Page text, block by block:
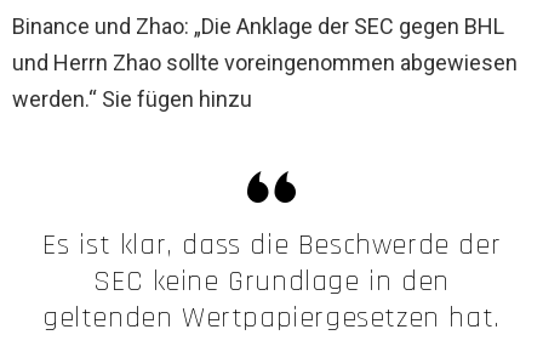
Binance und Zhao: „Die Anklage der SEC gegen BHL
und Herrn Zhao sollte voreingenommen abgewiesen
werden.“ Sie fügen hinzu
Es ist klar, dass die Beschwerde der
SEC keine Grundlage in den
geltenden Wertpapiergesetzen hat.